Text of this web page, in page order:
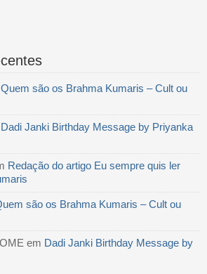
Quem são os Brahma Kumaris – Cult ou
Dadi Janki Birthday Message by Priyanka
Redação do artigo Eu sempre quis ler
são os Brahma Kumaris – Cult ou
em Dadi Janki Birthday Message by